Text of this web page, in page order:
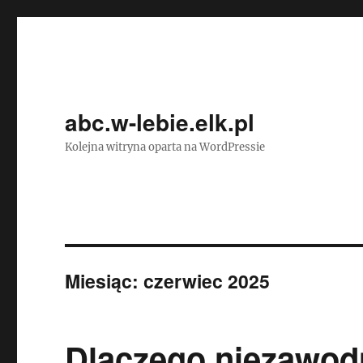
abc.w-lebie.elk.pl
Kolejna witryna oparta na WordPressie
Miesiąc:czerwiec 2025